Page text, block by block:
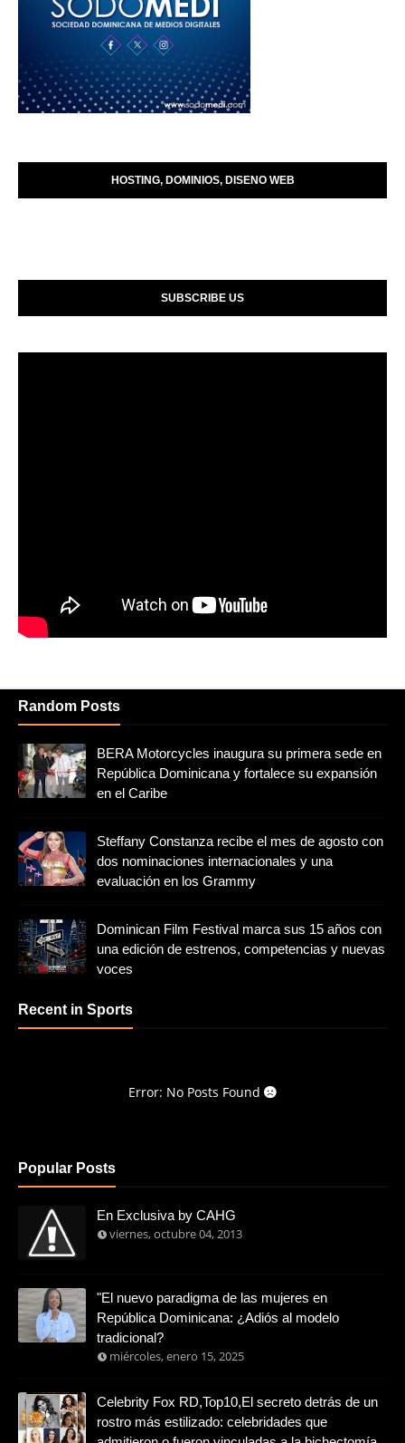
HOSTING, DOMINIOS, DISENO WEB
SUBSCRIBE US
Random Posts
BERA Motorcycles inaugura su primera sede en
República Dominicana y fortalece su expansión
en el Caribe
Steffany Constanza recibe el mes de agosto con
dos nominaciones internacionales y una
evaluación en los Grammy
Dominican Film Festival marca sus 15 años con
una edición de estrenos, competencias y nuevas
voces
Recent in Sports
Error: No Posts Found
Popular Posts
En Exclusiva by CAHG
viernes, octubre 04, 2013
"El nuevo paradigma de las mujeres en
República Dominicana: ¿Adiós al modelo
tradicional?
miércoles, enero 15, 2025
Celebrity Fox RD,Top10,El secreto detrás de un
rostro más estilizado: celebridades que